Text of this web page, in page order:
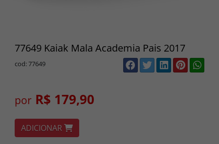
77649 Kaiak Mala Academia Pais 2017
cod: 77649
por R$ 179,90
ADICIONAR